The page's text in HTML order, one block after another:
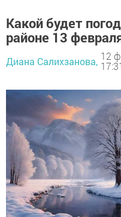
Какой будет
районе 13
Диана Салихзанова, 12